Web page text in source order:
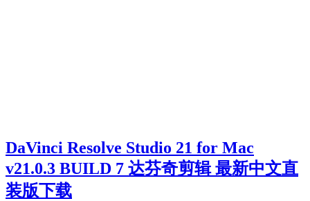
DaVinci Resolve Studio 21 for Mac
v21.0.3 BUILD 7 达芬奇剪辑 最新中文直
装版下载